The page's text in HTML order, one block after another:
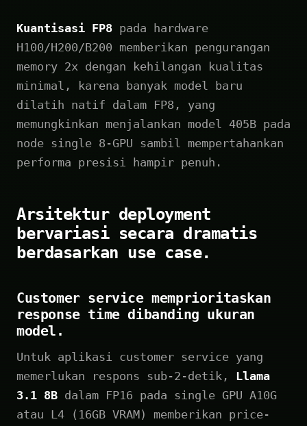
Kuantisasi FP8 pada hardware
H100/H200/B200 memberikan pengurangan
memory 2x dengan kehilangan kualitas
minimal, karena banyak model baru
dilatih natif dalam FP8, yang
memungkinkan menjalankan model 405B pada
node single 8-GPU sambil mempertahankan
performa presisi hampir penuh.
Arsitektur deployment
bervariasi secara dramatis
berdasarkan use case.
Customer service memprioritaskan
response time dibanding ukuran
model.
Untuk aplikasi customer service yang
memerlukan respons sub-2-detik, Llama
3.1 8B dalam FP16 pada single GPU A10G
atau L4 (16GB VRAM) memberikan price-